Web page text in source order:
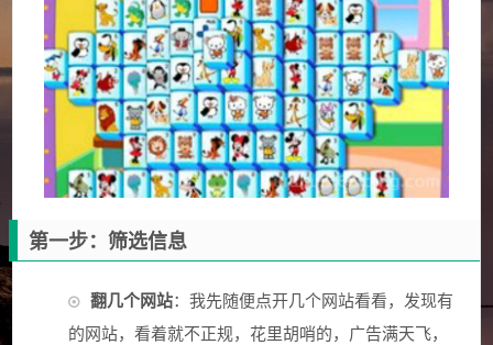
第一步：筛选信息
翻几个网站：我先随便点开几个网站看看，发现有
的网站，看着就不正规，花里胡哨的，广告满天飞，